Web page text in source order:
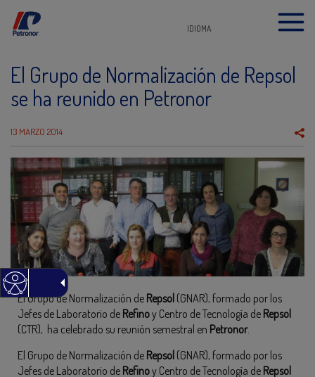
IDIOMA
El Grupo de Normalización de Repsol
se ha reunido en Petronor
13 MARZO 2014
El Grupo de Normalización de Repsol (GNAR), formado por los
Jefes de Laboratorio de Refinoy Centro de Tecnología de Repsol
(CTR), ha celebrado su reunión semestral en Petronor.
El Grupo de Normalización de Repsol (GNAR), formado por los
Jefes de Laboratorio de Refinoy Centro de Tecnología de Repsol